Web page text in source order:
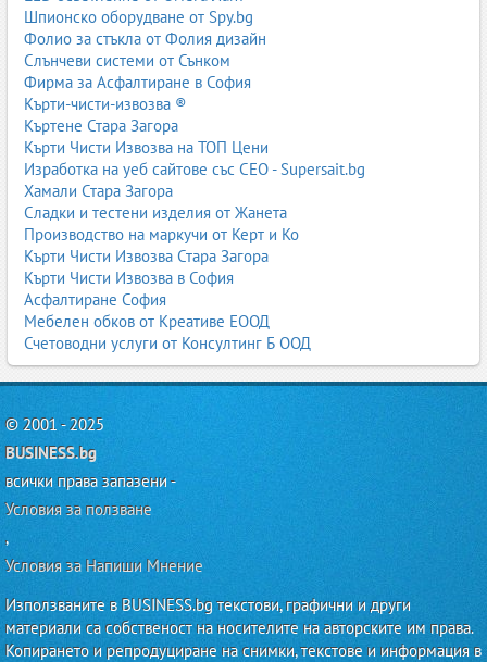
Шпионско оборудване от Spy.bg
Фолио за стъкла от Фолия дизайн
Слънчеви системи от Сънком
Фирма за Асфалтиране в София
Кърти-чисти-извозва ®
Къртене Стара Загора
Кърти Чисти Извозва на ТОП Цени
Изработка на уеб сайтове със СЕО - Supersait.bg
Хамали Стара Загора
Сладки и тестени изделия от Жанета
Производство на маркучи от Керт и Ко
Кърти Чисти Извозва Стара Загора
Кърти Чисти Извозва в София
Асфалтиране София
Мебелен обков от Креативе ЕООД
Счетоводни услуги от Консултинг Б ООД
© 2001 - 2025
BUSINESS.bg
всички права запазени -
Условия за ползване
,
Условия за Напиши Мнение
Използваните в BUSINESS.bg текстови, графични и други
материали са собственост на носителите на авторските им права.
Копирането и репродуциране на снимки, текстове и информация в